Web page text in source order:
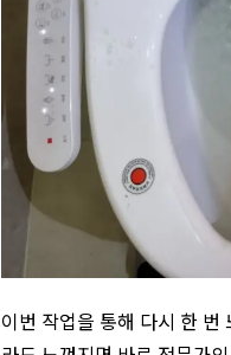
이번 작업을 통해 다시 한